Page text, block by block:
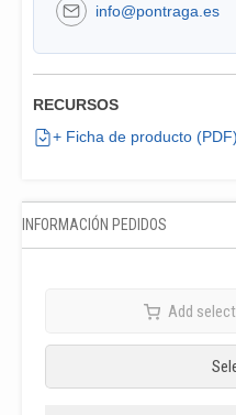
info@pontraga.es
RECURSOS
+ Ficha de producto (PDF)
INFORMACIÓN PEDIDOS
Add